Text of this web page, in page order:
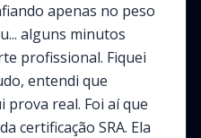
apenas no peso
alguns minutos
profissional. Fiquei
entendi que
real. Foi aí que
certificação SRA. Ela